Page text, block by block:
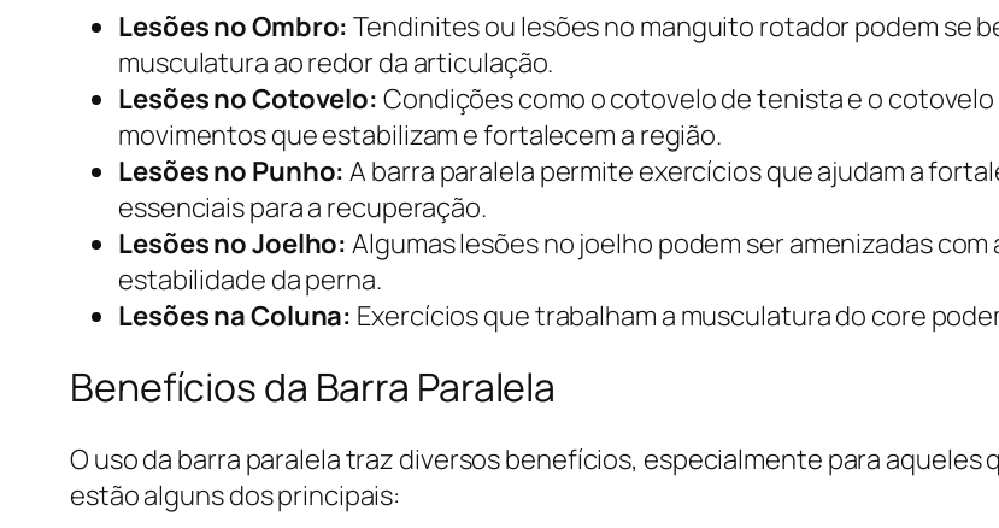
Lesões no Ombro: Tendinites ou lesões no manguito rotador podem se
musculatura ao redor da articulação.
Lesões no Cotovelo: Condições como o cotovelo de tenista e o
movimentos que estabilizam e fortalecem a região.
Lesões no Punho: A barra paralela permite exercícios que ajudam a
essenciais para a recuperação.
Lesões no Joelho: Algumas lesões no joelho podem ser amenizadas
estabilidade da perna.
Lesões na Coluna: Exercícios que trabalham a musculatura do core
Benefícios da Barra Paralela
O uso da barra paralela traz diversos benefícios, especialmente para aqueles
estão alguns dos principais: